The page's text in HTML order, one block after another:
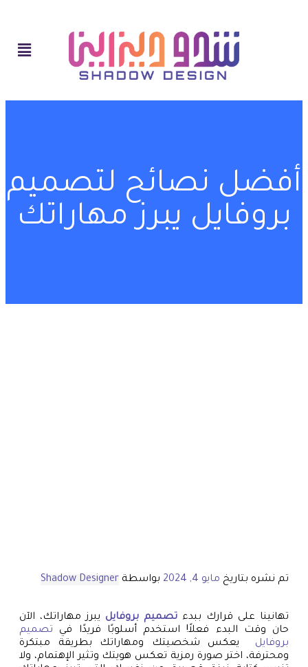
أفضل نصائح لتصميم
بروفايل يبرز مهاراتك
تم نشره بتاريخ مايو 4, 2024 بواسطة Shadow Designer
تهانينا على قرارك ببدء تصميم بروفايل يبرز مهاراتك، الآن
حان وقت البدء فعلاً! استخدم أسلوبًا فريدًا في تصميم
بروفايل يعكس شخصيتك ومهاراتك بطريقة مبتكرة
ومحترفة، اختر صورة رمزية تعكس هويتك وتثير الإهتمام، ولا